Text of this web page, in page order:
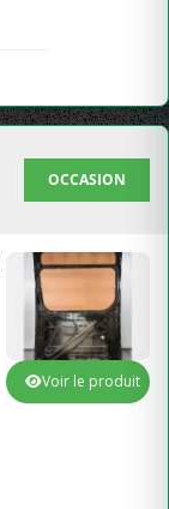
OCCASION
Voir le produit